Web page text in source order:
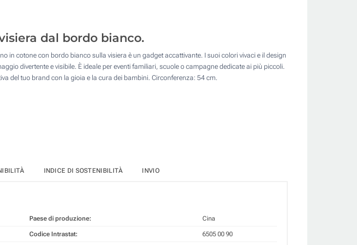
desiderata :
dal bordo bianco.
in cotone con bordo bianco sulla visiera è un gadget accattivante. I suoi colori vivaci e il design
divertente e visibile. È ideale per eventi familiari, scuole o campagne dedicate ai più piccoli.
del tuo brand con la gioia e la cura dei bambini. Circonferenza: 54 cm.
INDICE DI SOSTENIBILITÀ INVIO
Paese di produzione: Cina
Codice Intrastat: 6505 00 90